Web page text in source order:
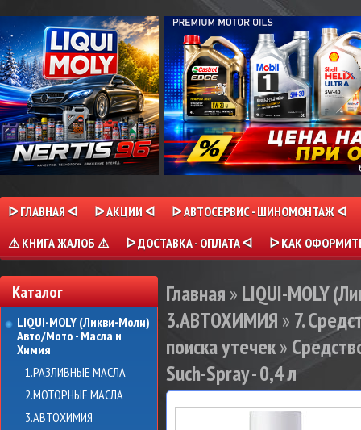
ᐅ ГЛАВНАЯ ᐊ ᐅ АКЦИИ ᐊ
ᐅ АВТОСЕРВИС - ШИНОМОНТАЖ ᐊ
⚠ КНИГА ЖАЛОБ ⚠
ᐅ ДОСТАВКА - ОПЛАТА ᐊ ᐅ КАК
Каталог
LIQUI-MOLY (Ликви-Моли)
Авто/Мото - Масла и
Химия
1.РАЗЛИВНЫЕ МАСЛА
2.МОТОРНЫЕ МАСЛА
3.АВТОХИМИЯ
Главная » LIQUI-MOLY
3.АВТОХИМИЯ » 7.
поиска утечек»
Such-Spray - 0,4 л